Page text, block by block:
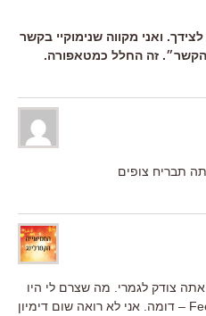
ואני מקווה שנימוקיי בקשר
תבריח צופים
צודק לגמרי. מה שצרם לי היו
ביקורות שדיברו על פיל – כאילו, Feel – דומה. אני לא רואה שום דימיון